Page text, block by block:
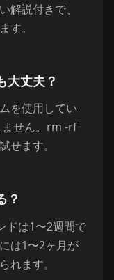
解説付きで、
す。
大丈夫？
を使用してい
ません。rm -rf
せます。
？
ドは1〜2週間で
は1〜2ヶ月が
れます。